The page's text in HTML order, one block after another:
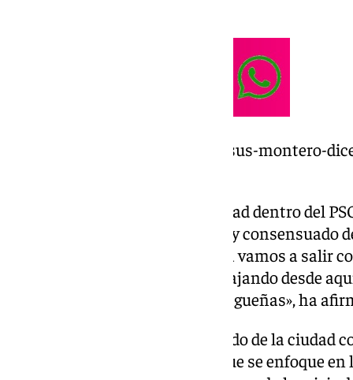
https://www.101tv.es/maria-jesus-montero-
Asimismo, ha llamado a la unidad dentro del
proceso electoral transparente y consensuado
regional del partido. «En Málaga vamos a salir
las voces, y vamos a seguir trabajando desde
de todos los malagueños y malagueñas», ha
Con el próximo Debate del Estado de la ciudad
ha subrayado la necesidad de que se enfoque